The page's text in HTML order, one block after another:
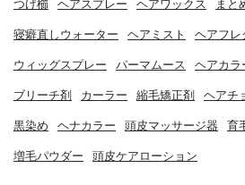
つげ櫛 ヘアスプレー ヘアワックス まと
寝癖直しウォーター ヘアミスト ヘアフレ
ウィッグスプレー パーマムース ヘアカラ
ブリーチ剤 カーラー 縮毛矯正剤 ヘアチ
黒染め ヘナカラー 頭皮マッサージ器 育
増毛パウダー 頭皮ケアローション